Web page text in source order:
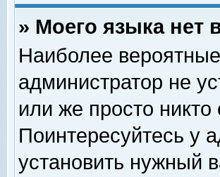
» Моего языка нет
Наиболее
администратор не
или же просто
Поинтересуйтесь у
установить нужный